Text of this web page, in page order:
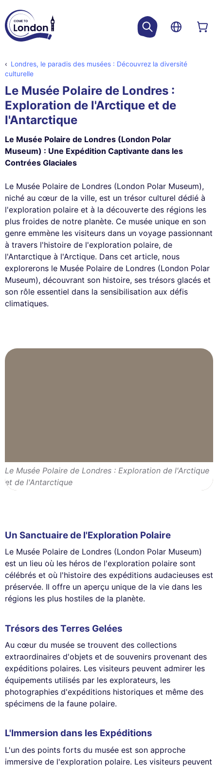
Londres, le paradis des musées : Découvrez la diversité
culturelle
Le Musée Polaire de Londres :
Exploration de l'Arctique et de
l'Antarctique
Le Musée Polaire de Londres (London Polar
Museum) : Une Expédition Captivante dans les
Contrées Glaciales
Le Musée Polaire de Londres (London Polar Museum),
niché au cœur de la ville, est un trésor culturel dédié à
l'exploration polaire et à la découverte des régions les
plus froides de notre planète. Ce musée unique en son
genre emmène les visiteurs dans un voyage passionnant
à travers l'histoire de l'exploration polaire, de
l'Antarctique à l'Arctique. Dans cet article, nous
explorerons le Musée Polaire de Londres (London Polar
Museum), découvrant son histoire, ses trésors glacés et
son rôle essentiel dans la sensibilisation aux défis
climatiques.
Le Musée Polaire de Londres : Exploration de l'Arctique
et de l'Antarctique
Un Sanctuaire de l'Exploration Polaire
Le Musée Polaire de Londres (London Polar Museum)
est un lieu où les héros de l'exploration polaire sont
célébrés et où l'histoire des expéditions audacieuses est
préservée. Il offre un aperçu unique de la vie dans les
régions les plus hostiles de la planète.
Trésors des Terres Gelées
Au cœur du musée se trouvent des collections
extraordinaires d'objets et de souvenirs provenant des
expéditions polaires. Les visiteurs peuvent admirer les
équipements utilisés par les explorateurs, les
photographies d'expéditions historiques et même des
spécimens de la faune polaire.
L'Immersion dans les Expéditions
L'un des points forts du musée est son approche
immersive de l'exploration polaire. Les visiteurs peuvent